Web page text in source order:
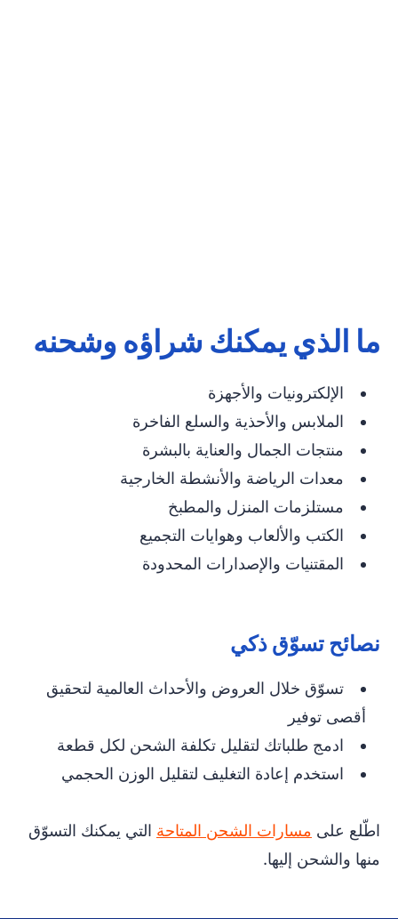
ما الذي يمكنك شراؤه وشحنه
الإلكترونيات والأجهزة
الملابس والأحذية والسلع الفاخرة
منتجات الجمال والعناية بالبشرة
معدات الرياضة والأنشطة الخارجية
مستلزمات المنزل والمطبخ
الكتب والألعاب وهوايات التجميع
المقتنيات والإصدارات المحدودة
نصائح تسوّق ذكي
تسوّق خلال العروض والأحداث العالمية لتحقيق
أقصى توفير
ادمج طلباتك لتقليل تكلفة الشحن لكل قطعة
استخدم إعادة التغليف لتقليل الوزن الحجمي
اطّلع على مسارات الشحن المتاحة التي يمكنك التسوّق
منها والشحن إليها.